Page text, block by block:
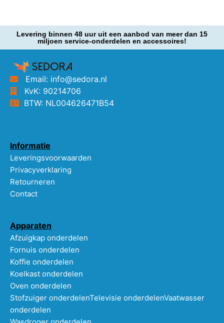
Levering binnen 48 uur uit een aanbod van meer dan 15
miljoen service-onderdelen en accessoires!
Email: info@sedora.nl
KvK: 90214706
BTW: NL004626471B54
Informatie
Leveringsvoorwaarden
Privacyverklaring
Retourneren
Contact
Apparaten
Afzuigkap onderdelen
Fornuis onderdelen
Koffie onderdelen
Koelkast onderdelen
Oven onderdelen
Stofzuiger onderdelenTelevisie onderdelenVaatwasser
onderdelen